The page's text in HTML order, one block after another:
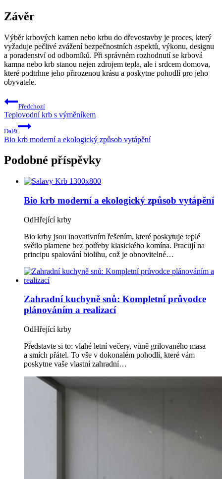
Závěr
Výběr krbových kamen nebo krbu do dřevostavby je proces, který
vyžaduje pečlivé zvážení bezpečnostních aspektů, výkonu, designu
a poradenství od odborníků. Při správném rozhodnutí se krbová
kamna nebo krb stanou nejen zdrojem tepla, ale i srdcem domova,
které podtrhne jeho přirozenou krásu a poskytne pohodlí pro jeho
obyvatele.
Navigace
pro
příspěvek
Předchozí
Teplovodní krb s výměníkem
Další
Bio krb moderní a ekologický způsob vytápění
Podobné příspěvky
Bio krb moderní a ekologický způsob vytápění
OdHřející krby
Bio krby jsou inovativním řešením, které poskytuje teplé
světlo plamene bez potřeby klasického komína. Pracují na
principu spalování biolihu, což je obnovitelné…
Zahradní kuchyně snů: Kompletní průvodce
plánováním a realizací
OdHřející krby
Představte si to: vlahé letní večery, vůně grilovaného masa
a smích přátel. To vše v dokonalém pohodlí, které vám
poskytne vaše vlastní zahradní…